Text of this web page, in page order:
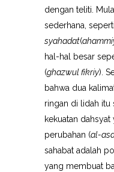
dengan teliti.
sederhana,
syahadat(
hal-hal besar
(ghazwul fikriy).
bahwa dua
ringan di lidah itu
kekuatan
perubahan (al-
sahabat adalah
yang membuat